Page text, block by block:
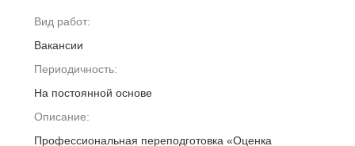
Вид работ:
Вакансии
Периодичность:
На постоянной основе
Описание:
Профессиональная переподготовка «Оценка